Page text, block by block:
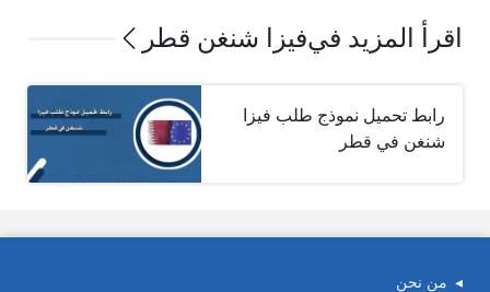
اقرأ المزيد فيفيزا شنغن قطر
رابط تحميل نموذج طلب فيزا
شنغن في قطر
من نحن